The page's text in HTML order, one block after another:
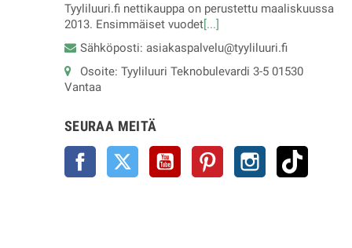
Tyyliluuri.fi nettikauppa on perustettu maaliskuussa
2013. Ensimmäiset vuodet[...]
Sähköposti: asiakaspalvelu@tyyliluuri.fi
Osoite: Tyyliluuri Teknobulevardi 3-5 01530
Vantaa
SEURAA MEITÄ
Facebook Twitter YouTube Pinterest Instagram